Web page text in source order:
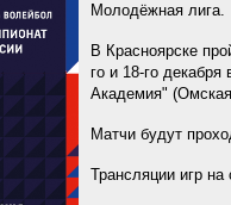
Молодёжная лига.
В Красноярске
го и 18-го
Академия"
Матчи будут
Трансляции игр